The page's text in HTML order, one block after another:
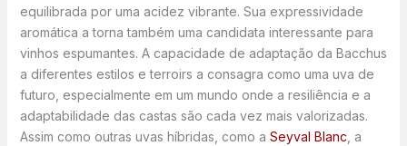
equilibrada por uma acidez vibrante. Sua expressividade
aromática a torna também uma candidata interessante para
vinhos espumantes. A capacidade de adaptação da Bacchus
a diferentes estilos e terroirs a consagra como uma uva de
futuro, especialmente em um mundo onde a resiliência e a
adaptabilidade das castas são cada vez mais valorizadas.
Assim como outras uvas híbridas, como a Seyval Blanc , a